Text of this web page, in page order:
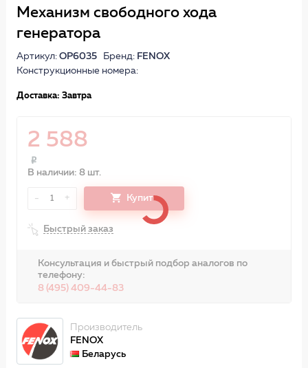
Механизм свободного хода
генератора
Артикул: OP6035Бренд: FENOX
Конструкционные номера:
Доставка: Завтра
2 588
В наличии: 8 шт.
- 1 + Купить
Быстрый заказ
Консультация и быстрый подбор аналогов по
телефону:
8 (495) 409-44-83
Производитель
FENOX
Беларусь